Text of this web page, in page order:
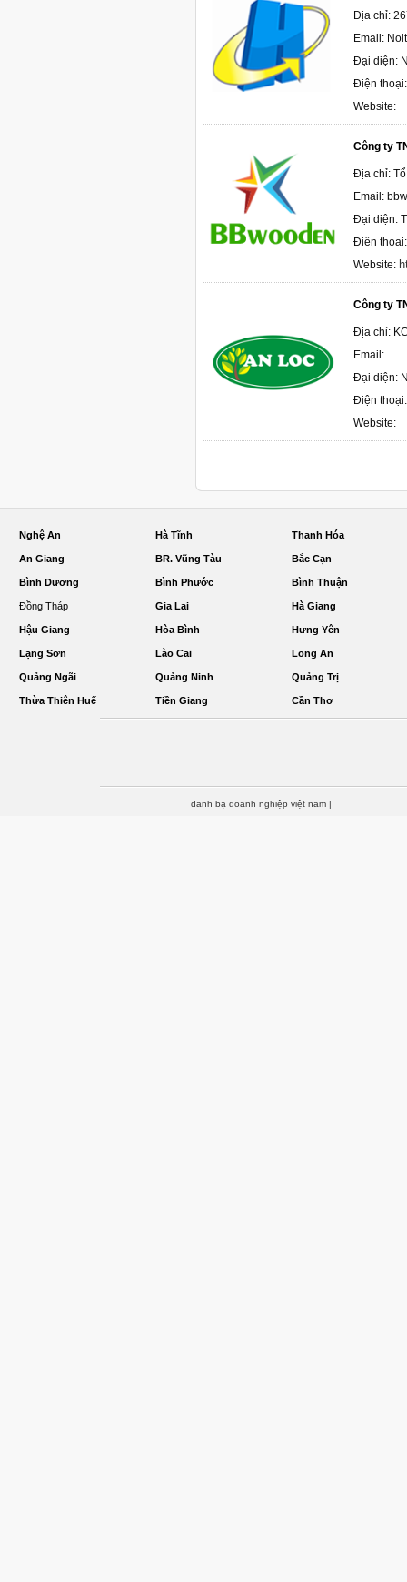
Địa chỉ:
Email:
Đại diện:
Điện
Website:
Công ty
Địa chỉ:
Email:
Đại diện:
Điện
Website:
Công ty
Địa chỉ:
Email:
Đại diện:
Điện
Website:
Nghệ An Hà Tĩnh Thanh Hóa
An Giang BR. Vũng Tàu Bắc Cạn
Bình Dương Bình Phước Bình Thuận
Đồng Tháp Gia Lai Hà Giang
Hậu Giang Hòa Bình Hưng Yên
Lạng Sơn Lào Cai Long An
Quảng Ngãi Quảng Ninh Quảng Trị
Thừa Thiên Huế Tiền Giang Cần Thơ
danh bạ doanh nghiệp việt nam |